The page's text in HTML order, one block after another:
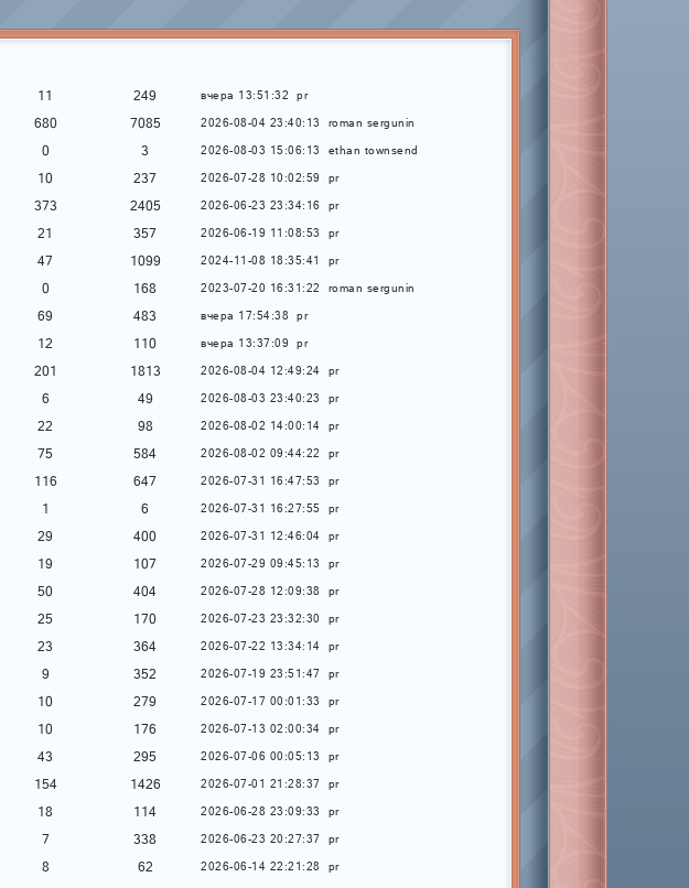
11 249 вчера 13:51:32 pr
680 7085 2026-08-04 23:40:13 roman sergunin
0 3 2026-08-03 15:06:13 ethan townsend
10 237 2026-07-28 10:02:59 pr
373 2405 2026-06-23 23:34:16 pr
21 357 2026-06-19 11:08:53 pr
47 1099 2024-11-08 18:35:41 pr
0 168 2023-07-20 16:31:22 roman sergunin
69 483 вчера 17:54:38 pr
12 110 вчера 13:37:09 pr
201 1813 2026-08-04 12:49:24 pr
6 49 2026-08-03 23:40:23 pr
22 98 2026-08-02 14:00:14 pr
75 584 2026-08-02 09:44:22 pr
116 647 2026-07-31 16:47:53 pr
1 6 2026-07-31 16:27:55 pr
29 400 2026-07-31 12:46:04 pr
19 107 2026-07-29 09:45:13 pr
50 404 2026-07-28 12:09:38 pr
25 170 2026-07-23 23:32:30 pr
23 364 2026-07-22 13:34:14 pr
9 352 2026-07-19 23:51:47 pr
10 279 2026-07-17 00:01:33 pr
10 176 2026-07-13 02:00:34 pr
43 295 2026-07-06 00:05:13 pr
154 1426 2026-07-01 21:28:37 pr
18 114 2026-06-28 23:09:33 pr
7 338 2026-06-23 20:27:37 pr
8 62 2026-06-14 22:21:28 pr